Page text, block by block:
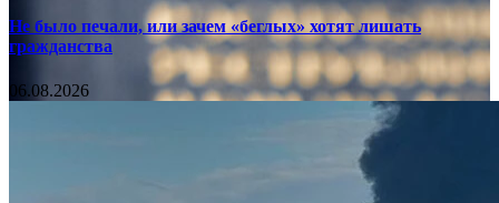
Не было печали, или зачем «беглых» хотят лишать
гражданства
06.08.2026